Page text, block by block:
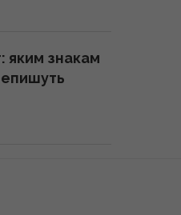
про стан
який
яким знакам